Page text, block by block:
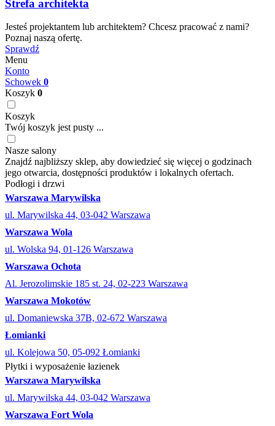
Strefa architekta
Jesteś projektantem lub architektem? Chcesz pracować z nami?
Poznaj naszą ofertę.
Sprawdź
Menu
Konto
Schowek 0
Koszyk 0
Koszyk
Twój koszyk jest pusty ...
Nasze salony
Znajdź najbliższy sklep, aby dowiedzieć się więcej o godzinach
jego otwarcia, dostępności produktów i lokalnych ofertach.
Podłogi i drzwi
Warszawa Marywilska
ul. Marywilska 44, 03-042 Warszawa
Warszawa Wola
ul. Wolska 94, 01-126 Warszawa
Warszawa Ochota
Al. Jerozolimskie 185 st. 24, 02-223 Warszawa
Warszawa Mokotów
ul. Domaniewska 37B, 02-672 Warszawa
Łomianki
ul. Kolejowa 50, 05-092 Łomianki
Płytki i wyposażenie łazienek
Warszawa Marywilska
ul. Marywilska 44, 03-042 Warszawa
Warszawa Fort Wola